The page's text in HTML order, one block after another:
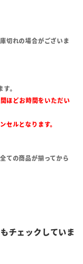
切れの場合がございま
。
ほどお時間をいただい
セルとなります。
ての商品が揃ってから
チェックしていま